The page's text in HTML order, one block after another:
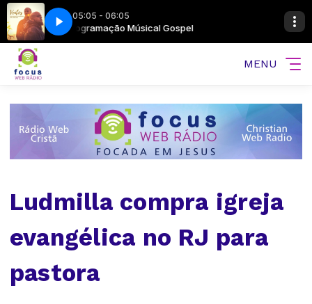
05:05 - 06:05
Programação Músical Gospel
Cacau Siqueira - Ventos
MENU
Ludmilla compra igreja
evangélica no RJ para
pastora